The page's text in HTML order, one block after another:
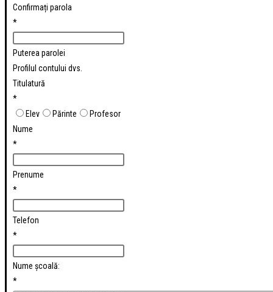
Confirmați parola
*
Puterea parolei
Profilul contului dvs.
Titulatură
*
Elev
Părinte
Profesor
Nume
*
Prenume
*
Telefon
*
Nume școală:
*